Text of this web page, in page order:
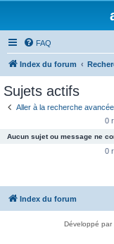
FAQ
Index du forum
Sujets actifs
Aller à la recherche avancée
0
Aucun sujet ou message ne
0
Index du forum
Développé par